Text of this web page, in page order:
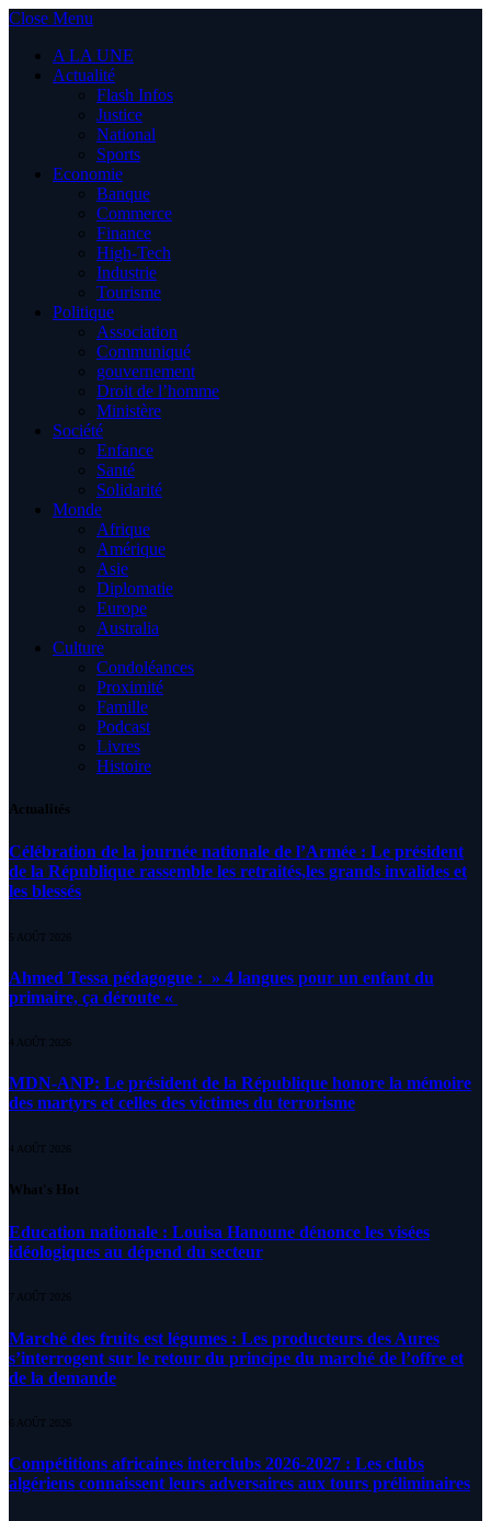
Close Menu
A LA UNE
Actualité
Flash Infos
Justice
National
Sports
Economie
Banque
Commerce
Finance
High-Tech
Industrie
Tourisme
Politique
Association
Communiqué
gouvernement
Droit de l’homme
Ministère
Société
Enfance
Santé
Solidarité
Monde
Afrique
Amérique
Asie
Diplomatie
Europe
Australia
Culture
Condoléances
Proximité
Famille
Podcast
Livres
Histoire
Actualités
Célébration de la journée nationale de l’Armée : Le président
de la République rassemble les retraités,les grands invalides et
les blessés
5 AOÛT 2026
Ahmed Tessa pédagogue : » 4 langues pour un enfant du
primaire, ça déroute «
4 AOÛT 2026
MDN-ANP: Le président de la République honore la mémoire
des martyrs et celles des victimes du terrorisme
4 AOÛT 2026
What's Hot
Education nationale : Louisa Hanoune dénonce les visées
idéologiques au dépend du secteur
7 AOÛT 2026
Marché des fruits est légumes : Les producteurs des Aures
s’interrogent sur le retour du principe du marché de l’offre et
de la demande
6 AOÛT 2026
Compétitions africaines interclubs 2026-2027 : Les clubs
algériens connaissent leurs adversaires aux tours préliminaires